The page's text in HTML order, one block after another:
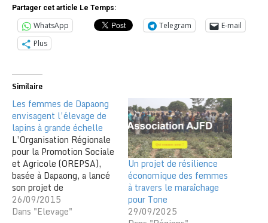
Partager cet article Le Temps:
WhatsApp Telegram
E-mail
Plus
Similaire
Les femmes de Dapaong
envisagent l’élevage de
lapins à grande échelle
L’Organisation Régionale
pour la Promotion Sociale
et Agricole (OREPSA),
basée à Dapaong, a lancé
son projet de
développement de la
cuniculture dans la région
26/09/2015
Dans "Elevage"
Un projet de résilience
économique des femmes
à travers le maraîchage
pour Tone
29/09/2025